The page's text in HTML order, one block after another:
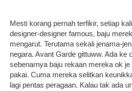
Mesti korang pernah terfikir, setiap
designer-designer famous, baju
mengarut. Terutama sekali jenama-
negara. Avant Garde gittuww. Ada ke
sebenarnya baju rekaan mereka ok
pakai. Cuma mereka selitkan
lagi pentas peragaan. Kalau tak ada